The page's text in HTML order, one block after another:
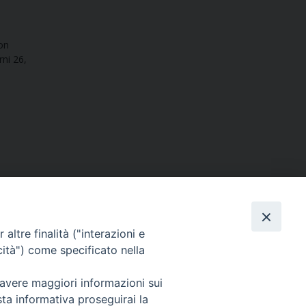
26,
SEGUICI SU
Facebook
Instagram
X YouTube
altre finalità ("interazioni e
come specificato nella
maggiori informazioni sui
informativa proseguirai la